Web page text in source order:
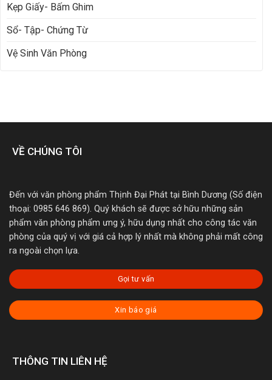
Kẹp Giấy- Bấm Ghim
Sổ- Tập- Chứng Từ
Vệ Sinh Văn Phòng
VỀ CHÚNG TÔI
Đến với văn phòng phẩm Thịnh Đại Phát tại Bình Dương (Số điện
thoại: 0985 646 869). Quý khách sẽ được sở hữu những sản
phẩm văn phòng phẩm ưng ý, hữu dụng nhất cho công tác văn
phòng của quý vị với giá cả hợp lý nhất mà không phải mất công
ra ngoài chọn lựa.
Gọi tư vấn
Xin báo giá
THÔNG TIN LIÊN HỆ